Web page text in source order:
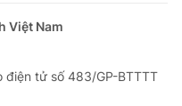
Việt Nam
điện tử số 483/GP-BTTTT